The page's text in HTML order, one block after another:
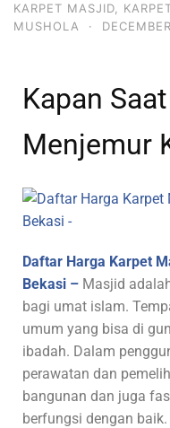
KARPET MASJID
MUSHOLA
·
Kapan
Menjemur
Daftar Harga Karpet
Bekasi – Masjid
bagi umat islam.
umum yang bisa di
ibadah. Dalam
perawatan dan
bangunan dan juga
berfungsi dengan baik.